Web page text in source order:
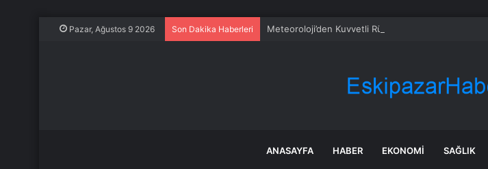
Pazar, Ağustos 9 2026 Son Dakika Haberleri Meteoroloji’den Kuvvetli Rüzgar ve Sağanak Uyarısı
ANASAYFA HABER EKONOMI SAĞLIK